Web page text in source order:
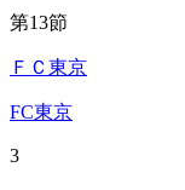
第13節
ＦＣ東京
FC東京
3